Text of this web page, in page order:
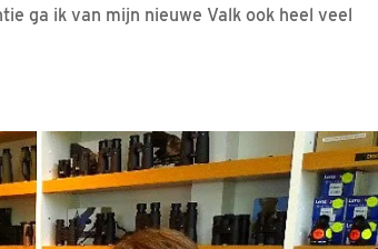
ga ik van mijn nieuwe Valk ook heel veel